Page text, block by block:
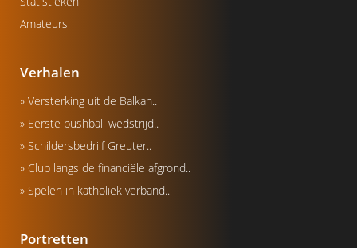
Amateurs
Verhalen
» Versterking uit de Balkan..
» Eerste pushball wedstrijd..
» Schildersbedrijf Greuter..
» Club langs de financiële afgrond..
» Spelen in katholiek verband..
Portretten